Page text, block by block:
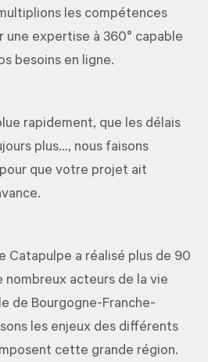
les compétences
une expertise à 360° capable
besoins en ligne.
rapidement, que les délais
plus…, nous faisons
que votre projet ait
Catapulpe a réalisé plus de 90
acteurs de la vie
de Bourgogne-Franche-
les enjeux des différents
cette grande région.